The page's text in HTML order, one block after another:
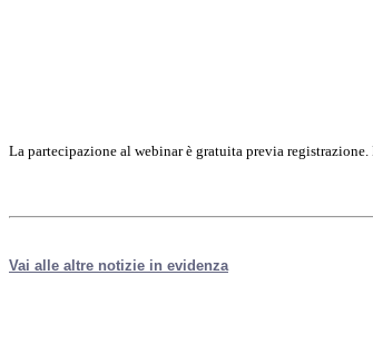
La partecipazione al webinar è gratuita previa
Vai alle altre notizie in evidenza